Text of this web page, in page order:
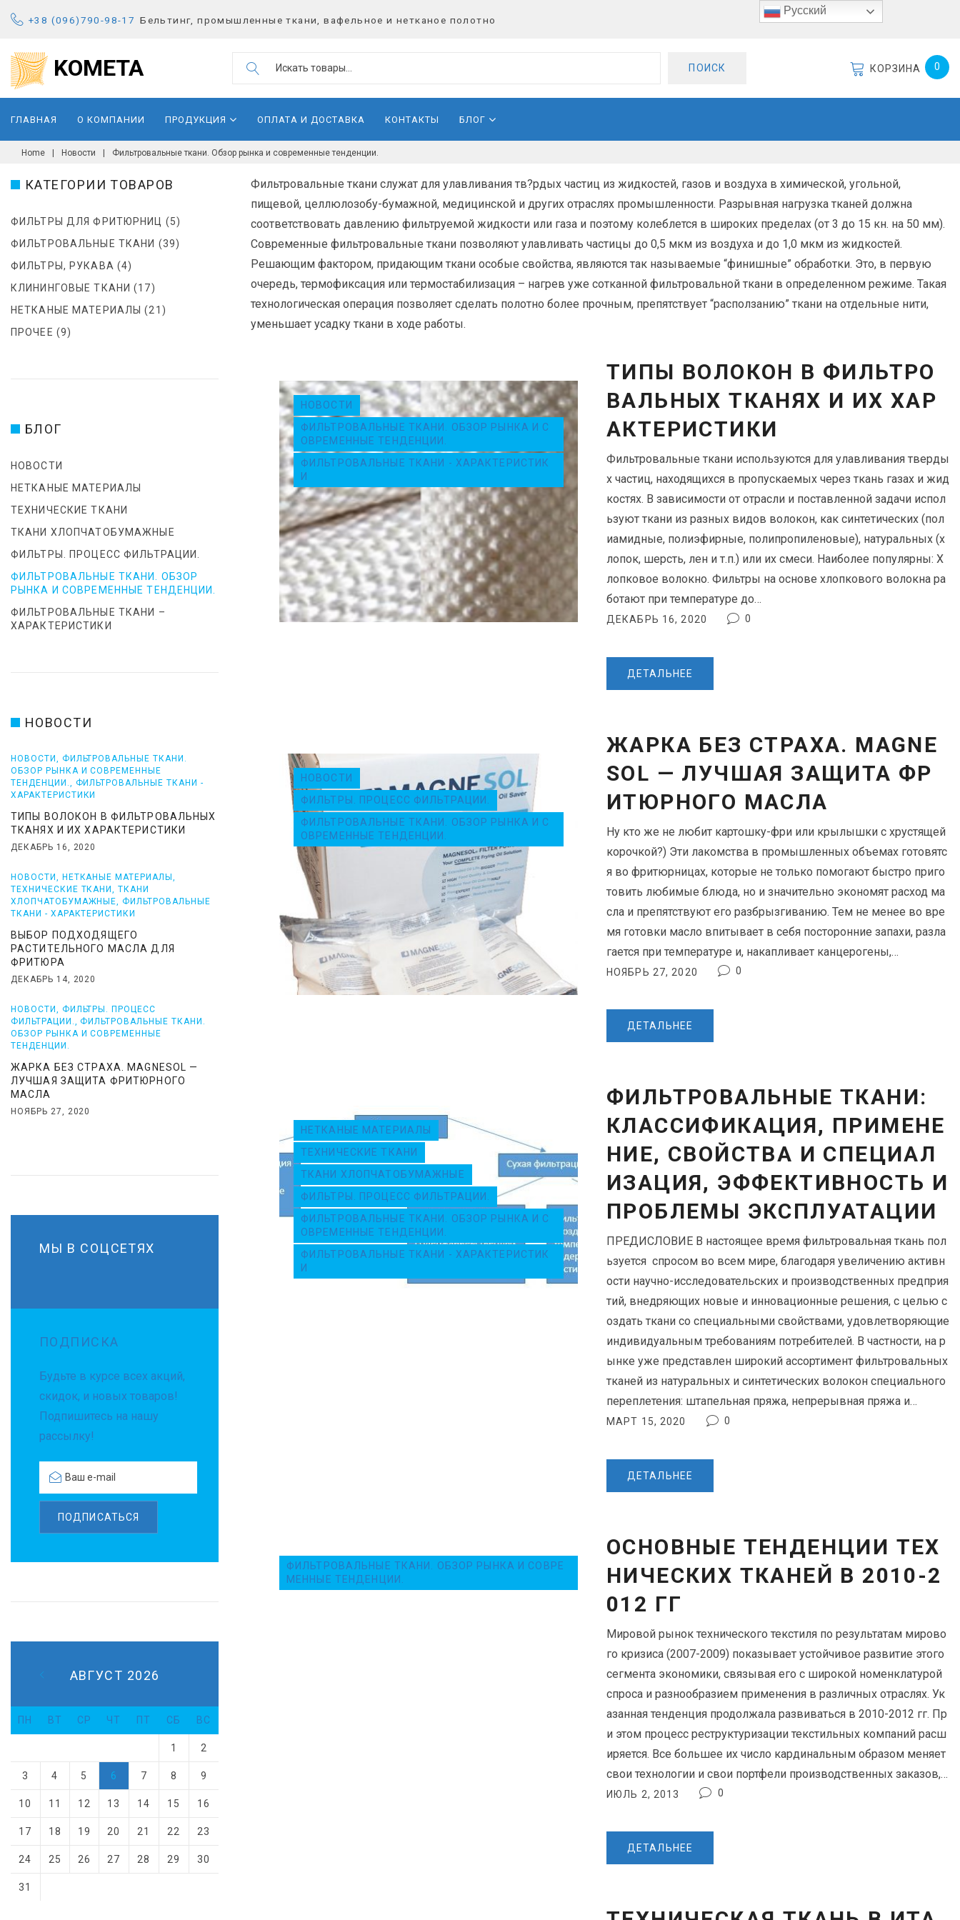
+38 (096)790-98-17 Бельтинг, промышленные ткани, вафельное и нетканое полотно
KOMETA
a
r
c
h
ПОИСК КОРЗИНА 0
ГЛАВНАЯ О КОМПАНИИ ПРОДУКЦИЯ ОПЛАТА И ДОСТАВКА КОНТАКТЫ БЛОГ
Home Новости Фильтровальные ткани. Обзор рынка и современные тенденции.
Р
У
Б
Р
И
Ф
Ы
Фильтровальные ткани служат для улавливания тв?рдых частиц из жидкостей, газов и воздуха в химической, угольной,
пищевой, целлюлозобу-бумажной, медицинской и других отраслях промышленности. Разрывная нагрузка тканей должна
соответствовать давлению фильтруемой жидкости или газа и поэтому колеблется в широких пределах (от 3 до 15 кн. на 50 мм).
Современные фильтровальные ткани позволяют улавливать частицы до 0,5 мкм из воздуха и до 1,0 мкм из жидкостей.
Решающим фактором, придающим ткани особые свойства, являются так называемые “финишные” обработки. Это, в первую
очередь, термофиксация или термостабилизация – нагрев уже сотканной фильтровальной ткани в определенном режиме. Такая
технологическая операция позволяет сделать полотно более прочным, препятствует “расползанию” ткани на отдельные нити,
уменьшает усадку ткани в ходе работы.
НОВОСТИ
ФИЛЬТРОВАЛЬНЫЕ ТКАНИ. ОБЗОР РЫНКА И С
ОВРЕМЕННЫЕ ТЕНДЕНЦИИ.
ФИЛЬТРОВАЛЬНЫЕ ТКАНИ - ХАРАКТЕРИСТИК
И
ТИПЫ ВОЛОКОН В ФИЛЬТРО
ВАЛЬНЫХ ТКАНЯХ И ИХ ХАР
АКТЕРИСТИКИ
Фильтровальные ткани используются для улавливания тверды
х частиц, находящихся в пропускаемых через ткань газах и жид
костях. В зависимости от отрасли и поставленной задачи испол
ьзуют ткани из разных видов волокон, как синтетических (пол
иамидные, полиэфирные, полипропиленовые), натуральных (х
лопок, шерсть, лен и т.п.) или их смеси. Наиболее популярны: Х
лопковое волокно. Фильтры на основе хлопкового волокна ра
ботают при температуре до…
ДЕКАБРЬ 16, 2020 0
ДЕТАЛЬНЕЕ
НОВОСТИ
ФИЛЬТРЫ. ПРОЦЕСС ФИЛЬТРАЦИИ.
ФИЛЬТРОВАЛЬНЫЕ ТКАНИ. ОБЗОР РЫНКА И С
ОВРЕМЕННЫЕ ТЕНДЕНЦИИ.
ЖАРКА БЕЗ СТРАХА. MAGNE
SOL — ЛУЧШАЯ ЗАЩИТА ФР
ИТЮРНОГО МАСЛА
Ну кто же не любит картошку-фри или крылышки с хрустящей
корочкой?) Эти лакомства в промышленных объемах готовятс
я во фритюрницах, которые не только помогают быстро приго
товить любимые блюда, но и значительно экономят расход ма
сла и препятствуют его разбрызгиванию. Тем не менее во вре
мя готовки масло впитывает в себя посторонние запахи, разла
гается при температуре и, накапливает канцерогены,…
НОЯБРЬ 27, 2020 0
ДЕТАЛЬНЕЕ
НЕТКАНЫЕ МАТЕРИАЛЫ
ТЕХНИЧЕСКИЕ ТКАНИ
ТКАНИ ХЛОПЧАТОБУМАЖНЫЕ
ФИЛЬТРЫ. ПРОЦЕСС ФИЛЬТРАЦИИ.
ФИЛЬТРОВАЛЬНЫЕ ТКАНИ. ОБЗОР РЫНКА И С
ОВРЕМЕННЫЕ ТЕНДЕНЦИИ.
ФИЛЬТРОВАЛЬНЫЕ ТКАНИ - ХАРАКТЕРИСТИК
И
ФИЛЬТРОВАЛЬНЫЕ ТКАНИ:
КЛАССИФИКАЦИЯ, ПРИМЕНЕ
НИЕ, СВОЙСТВА И СПЕЦИАЛ
ИЗАЦИЯ, ЭФФЕКТИВНОСТЬ И
ПРОБЛЕМЫ ЭКСПЛУАТАЦИИ
ПРЕДИСЛОВИЕ В настоящее время фильтровальная ткань пол
ьзуется спросом во всем мире, благодаря увеличению активн
ости научно-исследовательских и производственных предприя
тий, внедряющих новые и инновационные решения, с целью с
оздать ткани со специальными свойствами, удовлетворяющие
индивидуальным требованиям потребителей. В частности, на р
ынке уже представлен широкий ассортимент фильтровальных
тканей из натуральных и синтетических волокон специального
переплетения: штапельная пряжа, непрерывная пряжа и…
МАРТ 15, 2020 0
ДЕТАЛЬНЕЕ
ФИЛЬТРОВАЛЬНЫЕ ТКАНИ. ОБЗОР РЫНКА И СОВРЕ
МЕННЫЕ ТЕНДЕНЦИИ.
ОСНОВНЫЕ ТЕНДЕНЦИИ ТЕХ
НИЧЕСКИХ ТКАНЕЙ В 2010-2
012 ГГ
Мировой рынок технического текстиля по результатам мирово
го кризиса (2007-2009) показывает устойчивое развитие этого
сегмента экономики, связывая его с широкой номенклатурой
спроса и разнообразием применения в различных отраслях. Ук
азанная тенденция продолжала развиваться в 2010-2012 гг. Пр
и этом процесс реструктуризации текстильных компаний расш
иряется. Все большее их число кардинальным образом меняет
свои технологии и свои портфели производственных заказов,…
ИЮЛЬ 2, 2013 0
ДЕТАЛЬНЕЕ
КАТЕГОРИИ ТОВАРОВ
ФИЛЬТРЫ ДЛЯ ФРИТЮРНИЦ (5)
ФИЛЬТРОВАЛЬНЫЕ ТКАНИ (39)
ФИЛЬТРЫ, РУКАВА (4)
КЛИНИНГОВЫЕ ТКАНИ (17)
НЕТКАНЫЕ МАТЕРИАЛЫ (21)
ПРОЧЕЕ (9)
БЛОГ
НОВОСТИ
НЕТКАНЫЕ МАТЕРИАЛЫ
ТЕХНИЧЕСКИЕ ТКАНИ
ТКАНИ ХЛОПЧАТОБУМАЖНЫЕ
ФИЛЬТРЫ. ПРОЦЕСС ФИЛЬТРАЦИИ.
ФИЛЬТРОВАЛЬНЫЕ ТКАНИ. ОБЗОР
РЫНКА И СОВРЕМЕННЫЕ ТЕНДЕНЦИИ.
ФИЛЬТРОВАЛЬНЫЕ ТКАНИ –
ХАРАКТЕРИСТИКИ
НОВОСТИ
НОВОСТИ
ФИЛЬТРОВАЛЬНЫЕ ТКАНИ.
ОБЗОР РЫНКА И СОВРЕМЕННЫЕ
ТЕНДЕНЦИИ.
ФИЛЬТРОВАЛЬНЫЕ ТКАНИ -
ХАРАКТЕРИСТИКИ
ТИПЫ ВОЛОКОН В ФИЛЬТРОВАЛЬНЫХ
ТКАНЯХ И ИХ ХАРАКТЕРИСТИКИ
ДЕКАБРЬ 16, 2020
НОВОСТИ НЕТКАНЫЕ МАТЕРИАЛЫ
ТЕХНИЧЕСКИЕ ТКАНИ
,ТКАНИ
ХЛОПЧАТОБУМАЖНЫЕ ,ФИЛЬТРОВАЛЬНЫЕ
ТКАНИ - ХАРАКТЕРИСТИКИ
ВЫБОР ПОДХОДЯЩЕГО
РАСТИТЕЛЬНОГО МАСЛА ДЛЯ
ФРИТЮРА
ДЕКАБРЬ 14, 2020
НОВОСТИ
ФИЛЬТРЫ. ПРОЦЕСС
ФИЛЬТРАЦИИ.
,ФИЛЬТРОВАЛЬНЫЕ ТКАНИ.
ОБЗОР РЫНКА И СОВРЕМЕННЫЕ
ТЕНДЕНЦИИ.
ЖАРКА БЕЗ СТРАХА. MAGNESOL —
ЛУЧШАЯ ЗАЩИТА ФРИТЮРНОГО
МАСЛА
НОЯБРЬ 27, 2020
МЫ В СОЦСЕТЯХ
ПОДПИСКА
Будьте в курсе всех акций,
скидок, и новых товаров!
Подпишитесь на нашу
рассылку!
ПОДПИСАТЬСЯ
АВГУСТ 2026
ПН ВТ СР ЧТ ПТ СБ ВС
1 2
3 4 5 6 7 8 9
10 11 12 13 14 15 16
17 18 19 20 21 22 23
24 25 26 27 28 29 30
31
Русский